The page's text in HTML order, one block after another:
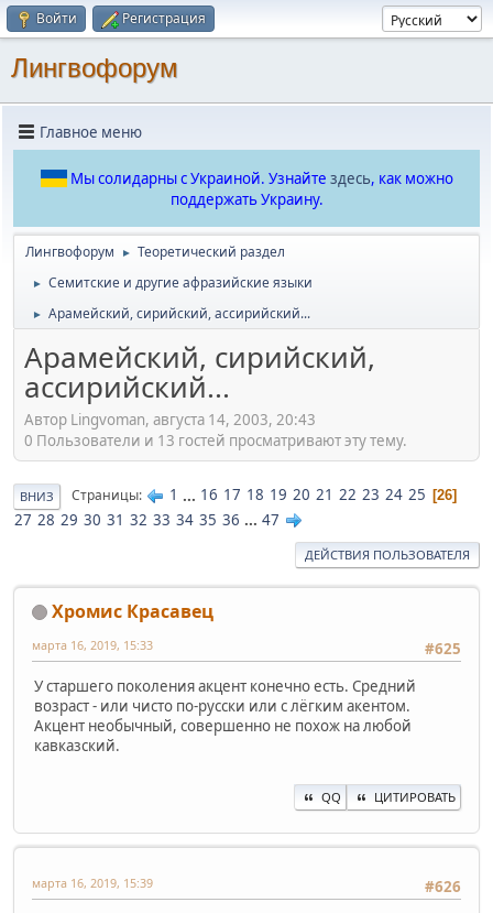
Войти Регистрация
Лингвофорум
Главное меню
Мы солидарны с Украиной. Узнайте здесь, как можно
поддержать Украину.
Лингвофорум ► Теоретический раздел
► Семитские и другие афразийские языки
► Арамейский, сирийский, ассирийский...
Арамейский, сирийский,
ассирийский...
Автор Lingvoman, августа 14, 2003, 20:43
0 Пользователи и 13 гостей просматривают эту тему.
ВНИЗ Страницы 1 ... 16 17 18 19 20 21 22 23 24 25 26
27 28 29 30 31 32 33 34 35 36 ... 47
ДЕЙСТВИЯ ПОЛЬЗОВАТЕЛЯ
Хромис Красавец
#625
марта 16, 2019, 15:33
У старшего поколения акцент конечно есть. Средний
возраст - или чисто по-русски или с лёгким акентом.
Акцент необычный, совершенно не похож на любой
кавказский.
QQ ЦИТИРОВАТЬ
#626
марта 16, 2019, 15:39